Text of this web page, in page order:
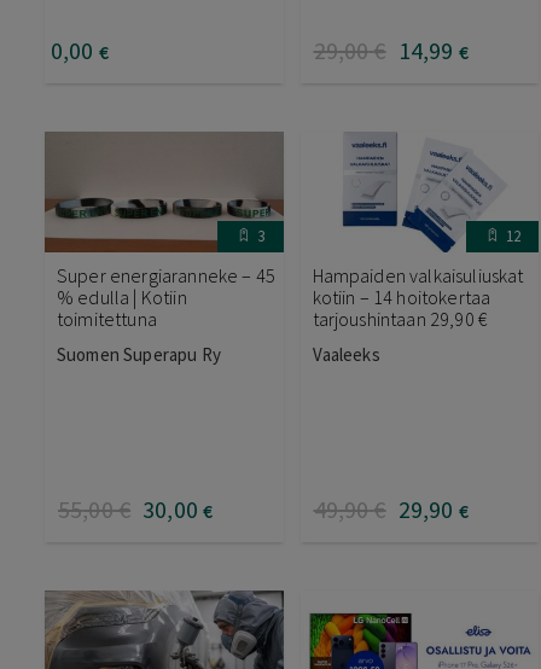
0,00 € 29,00€ 14,99 €
3
Super energiaranneke – 45
% edulla | Kotiin
toimitettuna
Suomen Superapu Ry
55,00€ 30,00 €
12
Hampaiden valkaisuliuskat
kotiin – 14 hoitokertaa
tarjoushintaan 29,90 €
Vaaleeks
49,90€ 29,90 €